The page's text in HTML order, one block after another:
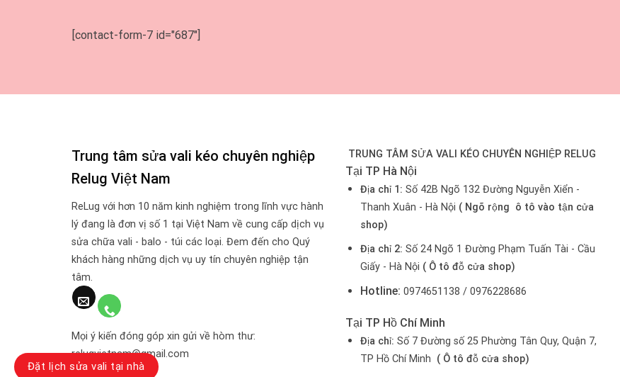
[contact-form-7 id="687"]
Trung tâm sửa vali kéo chuyên nghiệp
Relug Việt Nam
ReLug với hơn 10 năm kinh nghiệm trong lĩnh vực hành
lý đang là đơn vị số 1 tại Việt Nam về cung cấp dịch vụ
sửa chữa vali - balo - túi các loại. Đem đến cho Quý
khách hàng những dịch vụ uy tín chuyên nghiệp tận
tâm.
Mọi ý kiến đóng góp xin gửi về hòm thư:
relugvietnam@gmail.com
TRUNG TÂM SỬA VALI KÉO CHUYÊN NGHIỆP RELUG
Tại TP Hà Nội
Địa chỉ 1: Số 42B Ngõ 132 Đường Nguyễn Xiển -
Thanh Xuân - Hà Nội ( Ngõ rộng ô tô vào tận cửa
shop)
Địa chỉ 2: Số 24 Ngõ 1 Đường Phạm Tuấn Tài - Cầu
Giấy - Hà Nội ( Ô tô đỗ cửa shop)
Hotline: 0974651138 / 0976228686
Tại TP Hồ Chí Minh
Địa chỉ: Số 7 Đường số 25 Phường Tân Quy, Quận 7,
TP Hồ Chí Minh ( Ô tô đỗ cửa shop)
Đặt lịch sửa vali tại nhà